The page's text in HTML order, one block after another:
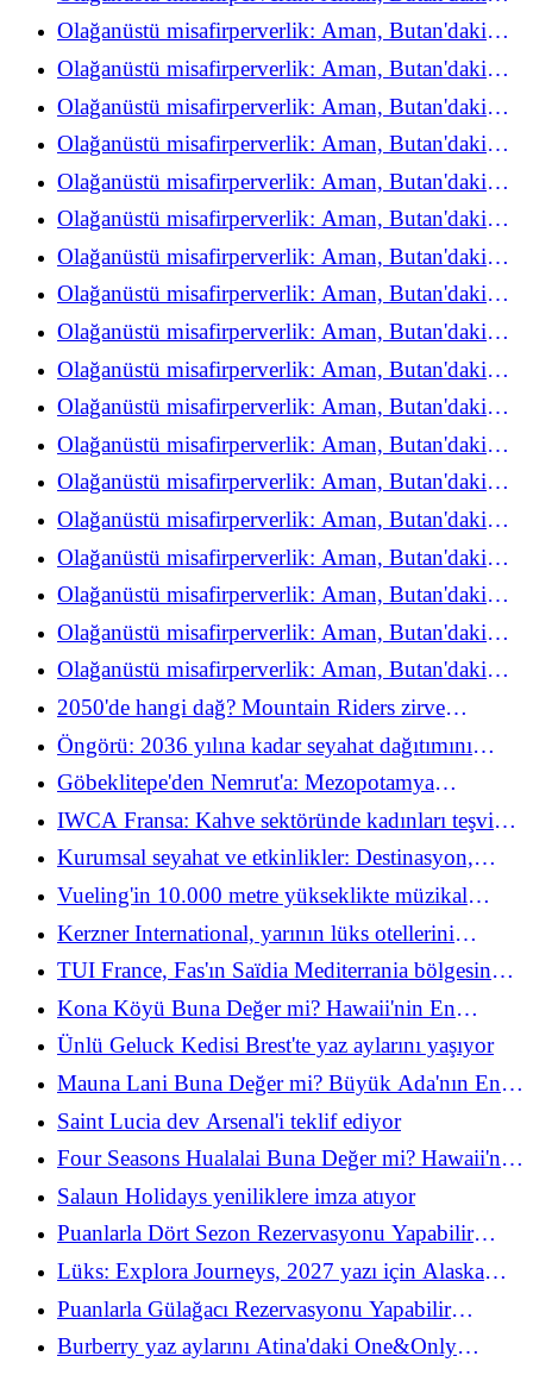
refah deneyimini yeniden keşfediyor
Olağanüstü misafirperverlik: Aman, Butan'daki
refah deneyimini yeniden keşfediyor
Olağanüstü misafirperverlik: Aman, Butan'daki
refah deneyimini yeniden keşfediyor
Olağanüstü misafirperverlik: Aman, Butan'daki
refah deneyimini yeniden keşfediyor
Olağanüstü misafirperverlik: Aman, Butan'daki
refah deneyimini yeniden keşfediyor
Olağanüstü misafirperverlik: Aman, Butan'daki
refah deneyimini yeniden keşfediyor
Olağanüstü misafirperverlik: Aman, Butan'daki
refah deneyimini yeniden keşfediyor
Olağanüstü misafirperverlik: Aman, Butan'daki
refah deneyimini yeniden keşfediyor
Olağanüstü misafirperverlik: Aman, Butan'daki
refah deneyimini yeniden keşfediyor
Olağanüstü misafirperverlik: Aman, Butan'daki
refah deneyimini yeniden keşfediyor
Olağanüstü misafirperverlik: Aman, Butan'daki
refah deneyimini yeniden keşfediyor
Olağanüstü misafirperverlik: Aman, Butan'daki
refah deneyimini yeniden keşfediyor
Olağanüstü misafirperverlik: Aman, Butan'daki
refah deneyimini yeniden keşfediyor
Olağanüstü misafirperverlik: Aman, Butan'daki
refah deneyimini yeniden keşfediyor
Olağanüstü misafirperverlik: Aman, Butan'daki
refah deneyimini yeniden keşfediyor
Olağanüstü misafirperverlik: Aman, Butan'daki
refah deneyimini yeniden keşfediyor
Olağanüstü misafirperverlik: Aman, Butan'daki
refah deneyimini yeniden keşfediyor
Olağanüstü misafirperverlik: Aman, Butan'daki
refah deneyimini yeniden keşfediyor
Olağanüstü misafirperverlik: Aman, Butan'daki
refah deneyimini yeniden keşfediyor
2050'de hangi dağ? Mountain Riders zirve
taahhüdünün 25. yılını kutluyor
Öngörü: 2036 yılına kadar seyahat dağıtımını
şekillendirecek 10 trend
Göbeklitepe'den Nemrut'a: Mezopotamya
uygarlıklarının kaynaklarında
IWCA Fransa: Kahve sektöründe kadınları teşvik
edecek yeni bir dinamik
Kurumsal seyahat ve etkinlikler: Destinasyon,
katılımcılar için belirleyici bir kriter haline geliyor
Vueling'in 10.000 metre yükseklikte müzikal
darbesi
Kerzner International, yarının lüks otellerini
şekillendirmek için Céline Assimon'u Satış
Direktörü olarak işe aldı
TUI France, Fas'ın Saïdia Mediterrania bölgesinde
iki kulüp sunuyor
Kona Köyü Buna Değer mi? Hawaii'nin En
Huzurlu Aile Tesisindeki Konaklamamız
Ünlü Geluck Kedisi Brest'te yaz aylarını yaşıyor
Mauna Lani Buna Değer mi? Büyük Ada'nın En
İyi Lüks Aile Tesislerinden Birindeki
Konaklamamız (ve nasıl yükseltilir!)
Saint Lucia dev Arsenal'i teklif ediyor
Four Seasons Hualalai Buna Değer mi? Hawaii'nin
En İkonik Lüks Tesisindeki Konaklamamız
Salaun Holidays yeniliklere imza atıyor
Puanlarla Dört Sezon Rezervasyonu Yapabilir
misiniz? Evet, Ama Yapmazdım - İşte Nedeni
Lüks: Explora Journeys, 2027 yazı için Alaska
seyahat programlarını açıkladı
Puanlarla Gülağacı Rezervasyonu Yapabilir
misiniz? İşte Neden Yapmıyoruz
Burberry yaz aylarını Atina'daki One&Only